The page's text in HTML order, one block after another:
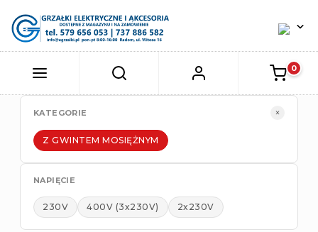
KATEGORIE ×
Z GWINTEM MOSIĘŻNYM
NAPIĘCIE
230V 400V (3x230V) 2x230V